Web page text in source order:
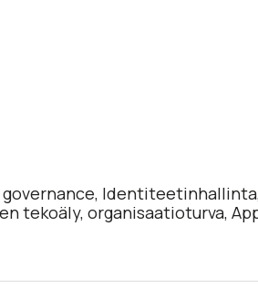
tekoäly, organisaatioturva,